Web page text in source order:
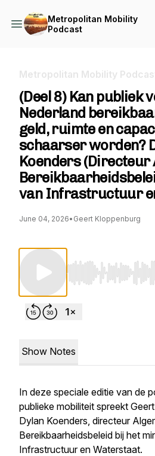
Metropolitan Mobility
Podcast
Metropolitan Mobility
(Deel 8) Kan publiek
Nederland
geld, ruimte en
schaarser worden?
Koenders (Directeur
van Infrastructuur
June 04, 2026• Geert Kloppenburg
Use Left/Right to
Show Notes
In deze speciale editie van de
publieke mobiliteit spreekt
Dylan Koenders, directeur
Bereikbaarheidsbeleid bij het
Infrastructuur en Waterstaat.